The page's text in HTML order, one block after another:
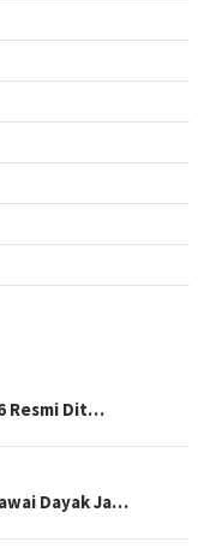
Resmi Dit…
Dayak Ja…